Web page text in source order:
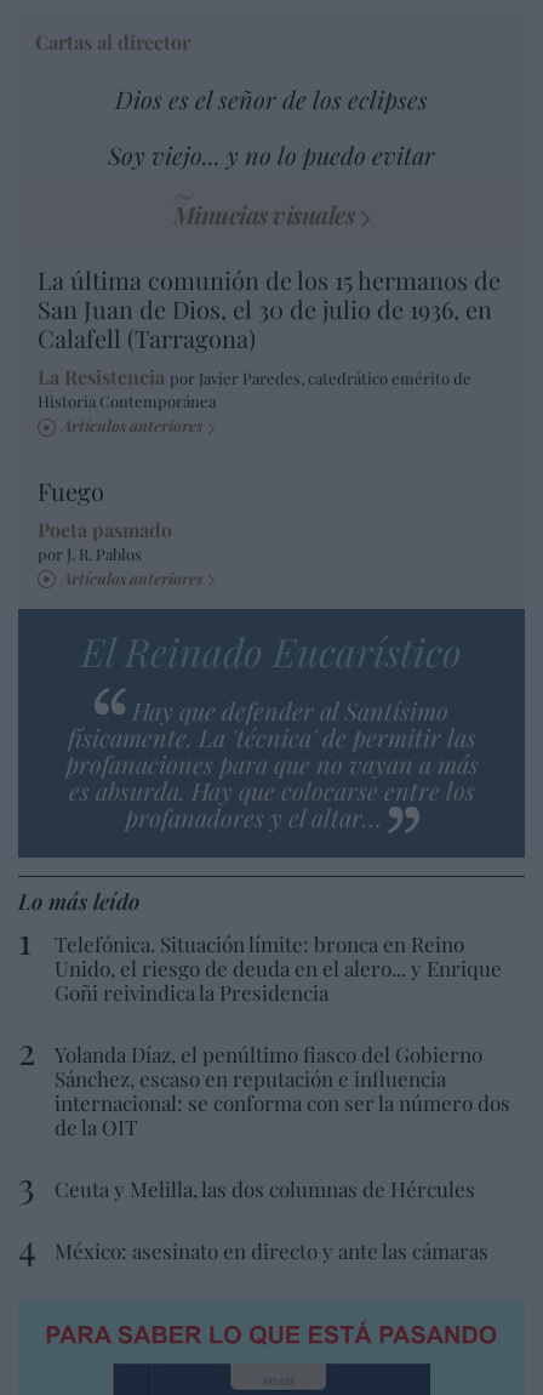
Cartas al director
Dios es el señor de los eclipses
Soy viejo... y no lo puedo evitar
Minucias visuales
La última comunión de los 15 hermanos de
San Juan de Dios, el 30 de julio de 1936, en
Calafell (Tarragona)
La Resistencia por Javier Paredes, catedrático emérito de
Historia Contemporánea
Artículos anteriores
Fuego
Poeta pasmado
por J. R. Pablos
Artículos anteriores
El Reinado Eucarístico
Hay que defender al Santísimo
físicamente. La 'técnica' de permitir las
profanaciones para que no vayan a más
es absurda. Hay que colocarse entre los
profanadores y el altar…
Lo más leído
Telefónica. Situación límite: bronca en Reino
Unido, el riesgo de deuda en el alero... y Enrique
Goñi reivindica la Presidencia
Yolanda Díaz, el penúltimo fiasco del Gobierno
Sánchez, escaso en reputación e influencia
internacional: se conforma con ser la número dos
de la OIT
Ceuta y Melilla, las dos columnas de Hércules
México: asesinato en directo y ante las cámaras